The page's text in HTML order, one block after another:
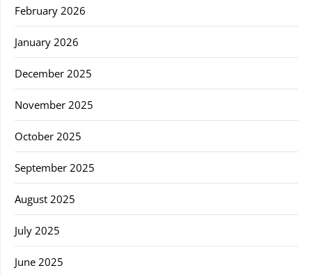
February 2026
January 2026
December 2025
November 2025
October 2025
September 2025
August 2025
July 2025
June 2025